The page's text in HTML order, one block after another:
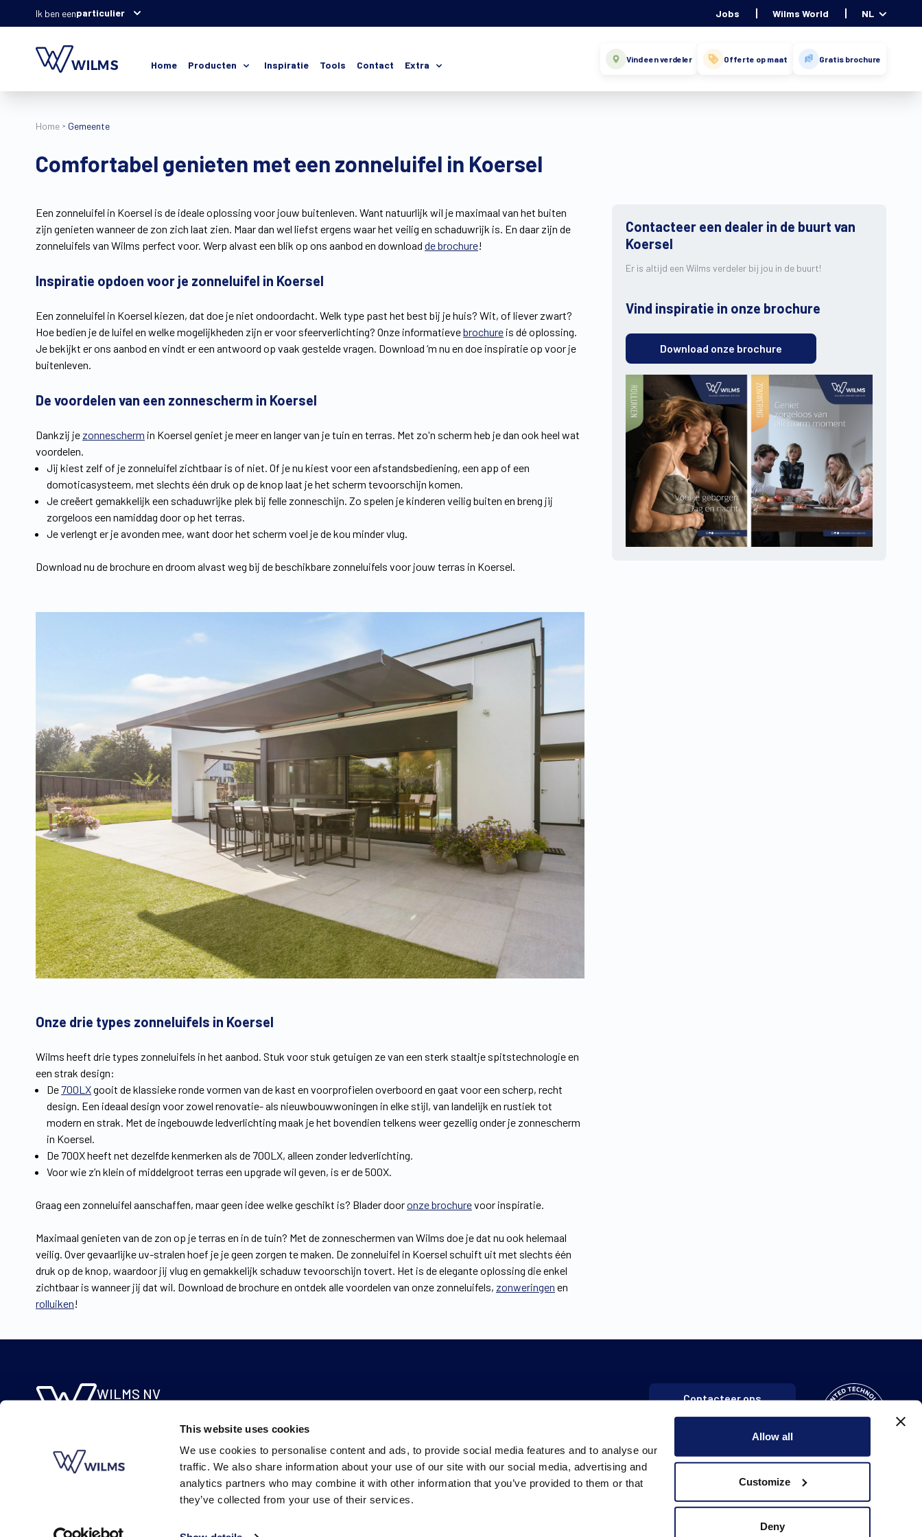
This website uses cookies
We use cookies to personalise content and ads, to provide social media features and to analyse our
traffic. We also share information about your use of our site with our social media, advertising and
analytics partners who may combine it with other information that you’ve provided to them or that
they’ve collected from your use of their services.
Allow all
Customize
Deny
Ik ben eenparticulier Jobs Wilms World NL
Home Producten Inspiratie Tools Contact Extra Vind een verdeler Offerte op maat Gratis brochure
Home Gemeente
Comfortabel genieten met een zonneluifel in Koersel
Een zonneluifel in Koersel is de ideale oplossing voor jouw buitenleven. Want natuurlijk wil je maximaal van het buiten
zijn genieten wanneer de zon zich laat zien. Maar dan wel liefst ergens waar het veilig en schaduwrijk is. En daar zijn de
zonneluifels van Wilms perfect voor. Werp alvast een blik op ons aanbod en download de brochure!
Inspiratie opdoen voor je zonneluifel in Koersel
Een zonneluifel in Koersel kiezen, dat doe je niet ondoordacht. Welk type past het best bij je huis? Wit, of liever zwart?
Hoe bedien je de luifel en welke mogelijkheden zijn er voor sfeerverlichting? Onze informatievebrochure is dé oplossing.
Je bekijkt er ons aanbod en vindt er een antwoord op vaak gestelde vragen. Download ‘m nu en doe inspiratie op voor je
buitenleven.
De voordelen van een zonnescherm in Koersel
Dankzij je zonnescherm in Koersel geniet je meer en langer van je tuin en terras. Met zo'n scherm heb je dan ook heel wat
voordelen.
Jij kiest zelf of je zonneluifel zichtbaar is of niet. Of je nu kiest voor een afstandsbediening, een app of een
domoticasysteem, met slechts één druk op de knop laat je het scherm tevoorschijn komen.
Je creëert gemakkelijk een schaduwrijke plek bij felle zonneschijn. Zo spelen je kinderen veilig buiten en breng jij
zorgeloos een namiddag door op het terras.
Je verlengt er je avonden mee, want door het scherm voel je de kou minder vlug.
Download nu de brochure en droom alvast weg bij de beschikbare zonneluifels voor jouw terras in Koersel.
Onze drie types zonneluifels in Koersel
Wilms heeft drie types zonneluifels in het aanbod. Stuk voor stuk getuigen ze van een sterk staaltje spitstechnologie en
een strak design:
De 700LXgooit de klassieke ronde vormen van de kast en voorprofielen overboord en gaat voor een scherp, recht
design. Een ideaal design voor zowel renovatie- als nieuwbouwwoningen in elke stijl, van landelijk en rustiek tot
modern en strak. Met de ingebouwde ledverlichting maak je het bovendien telkens weer gezellig onder je zonnescherm
in Koersel.
De 700X heeft net dezelfde kenmerken als de 700LX, alleen zonder ledverlichting.
Voor wie z’n klein of middelgroot terras een upgrade wil geven, is er de 500X.
Graag een zonneluifel aanschaffen, maar geen idee welke geschikt is? Blader dooronze brochurevoor inspiratie.
Maximaal genieten van de zon op je terras en in de tuin? Met de zonneschermen van Wilms doe je dat nu ook helemaal
veilig. Over gevaarlijke uv-stralen hoef je je geen zorgen te maken. De zonneluifel in Koersel schuift uit met slechts één
druk op de knop, waardoor jij vlug en gemakkelijk schaduw tevoorschijn tovert. Het is de elegante oplossing die enkel
zichtbaar is wanneer jij dat wil. Download de brochure en ontdek alle voordelen van onze zonneluifels, zonweringen en
rolluiken!
Contacteer een dealer in de buurt van
Koersel
Er is altijd een Wilms verdeler bij jou in de buurt!
Vind inspiratie in onze brochure
Download onze brochure
WILMS NV Contacteer ons